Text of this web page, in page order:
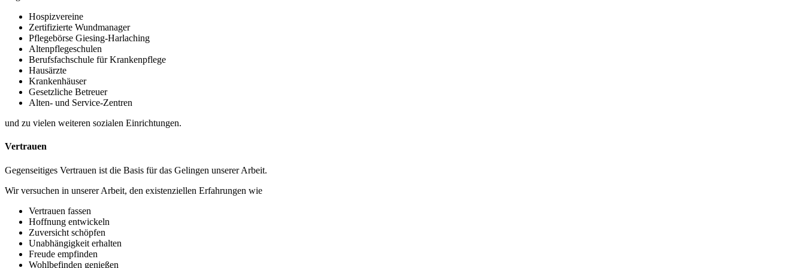
Hospizvereine
Zertifizierte Wundmanager
Pflegebörse Giesing-Harlaching
Altenpflegeschulen
Berufsfachschule für Krankenpflege
Hausärzte
Krankenhäuser
Gesetzliche Betreuer
Alten- und Service-Zentren
und zu vielen weiteren sozialen Einrichtungen.
Vertrauen
Gegenseitiges Vertrauen ist die Basis für das Gelingen unserer Arbeit.
Wir versuchen in unserer Arbeit, den existenziellen Erfahrungen wie
Vertrauen fassen
Hoffnung entwickeln
Zuversicht schöpfen
Unabhängigkeit erhalten
Freude empfinden
Wohlbefinden genießen